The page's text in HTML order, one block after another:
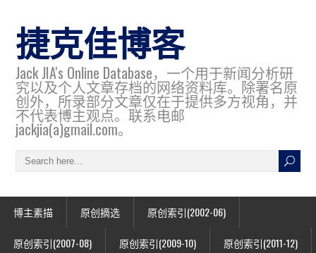
捷克佳博客
Jack JIA's Online Database，一个用于新闻分析研
究以及个人文章存档的网络资料库。除署名原
创外，所录部分文章仅在于提供多方视角，并
不代表博主观点。联系电邮
jackjia(a)gmail.com。
博主素描 原创摘选 原创索引(2002-06)
原创索引(2007-08) 原创索引(2009-10) 原创索引(2011-12)